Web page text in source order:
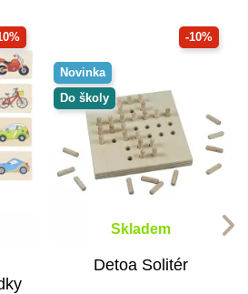
-10%
Novinka
Do školy
Skladem
Detoa Solitér